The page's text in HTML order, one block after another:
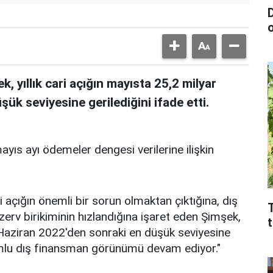
yıllık cari açığın mayısta 25,2 milyar
seviyesine gerilediğini ifade etti.
ayı ödemeler dengesi verilerine ilişkin
önemli bir sorun olmaktan çıktığına, dış
birikiminin hızlandığına işaret eden Şimşek,
2022'den sonraki en düşük seviyesine
dış finansman görünümü devam ediyor."